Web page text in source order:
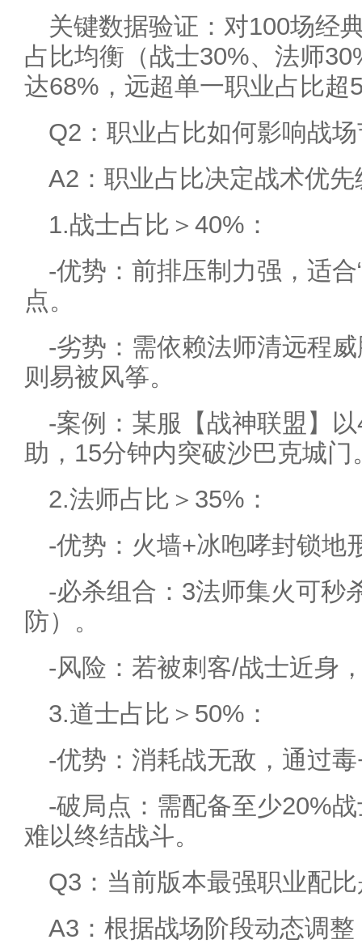
关键数据验证：对100场经
占比均衡（战士30%、法师
达68%，远超单一职业占比超
Q2：职业占比如何影响战
A2：职业占比决定战术优先
1.战士占比＞40%：
-优势：前排压制力强，适
点。
-劣势：需依赖法师清远程
则易被风筝。
-案例：某服【战神联盟】
助，15分钟内突破沙巴克城门
2.法师占比＞35%：
-优势：火墙+冰咆哮封锁地
-必杀组合：3法师集火可秒
防）。
-风险：若被刺客/战士近身
3.道士占比＞50%：
-优势：消耗战无敌，通过
-破局点：需配备至少20%
难以终结战斗。
Q3：当前版本最强职业配
A3：根据战场阶段动态调整